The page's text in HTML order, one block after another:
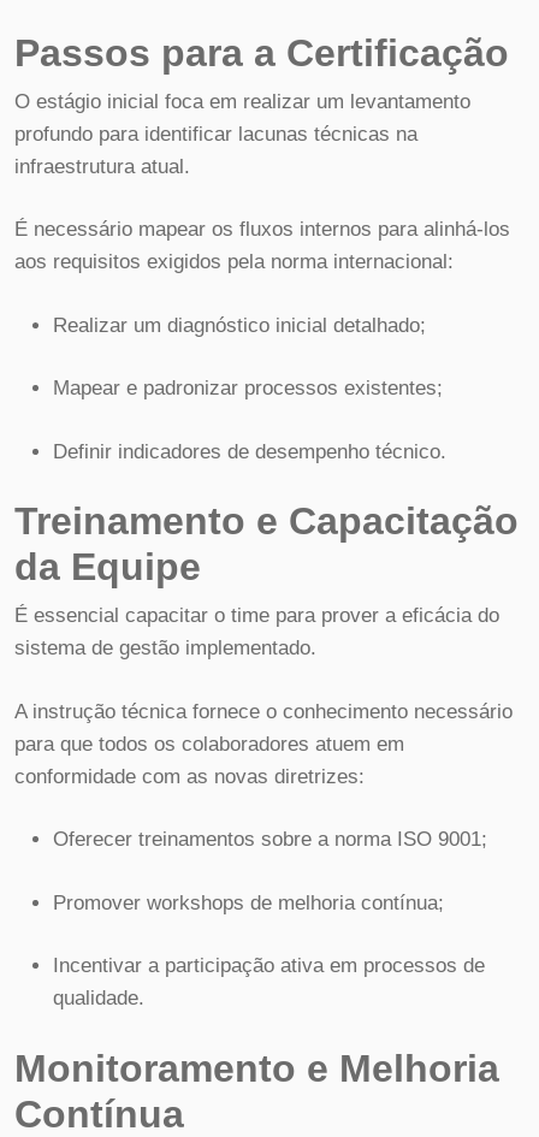
Passos para a Certificação
O estágio inicial foca em realizar um levantamento
profundo para identificar lacunas técnicas na
infraestrutura atual.
É necessário mapear os fluxos internos para alinhá-los
aos requisitos exigidos pela norma internacional:
Realizar um diagnóstico inicial detalhado;
Mapear e padronizar processos existentes;
Definir indicadores de desempenho técnico.
Treinamento e Capacitação
da Equipe
É essencial capacitar o time para prover a eficácia do
sistema de gestão implementado.
A instrução técnica fornece o conhecimento necessário
para que todos os colaboradores atuem em
conformidade com as novas diretrizes:
Oferecer treinamentos sobre a norma ISO 9001;
Promover workshops de melhoria contínua;
Incentivar a participação ativa em processos de
qualidade.
Monitoramento e Melhoria
Contínua